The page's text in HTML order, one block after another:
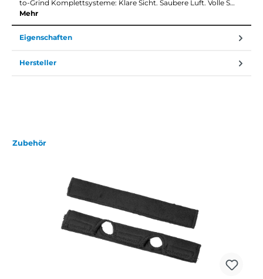
to-Grind Komplettsysteme: Klare Sicht. Saubere Luft. Volle S…
Mehr
Eigenschaften
Hersteller
Zubehör